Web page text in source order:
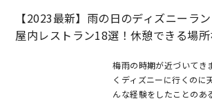
【2023最新】雨の日のディズニーラ
屋内レストラン18選！休憩できる場
梅雨の時期が近づいてき
くディズニーに行くのに
んな経験をしたことのあ